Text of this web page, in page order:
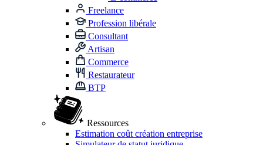
Freelance
Profession libérale
Consultant
Artisan
Commerce
Restaurateur
BTP
Ressources
Estimation coût création entreprise